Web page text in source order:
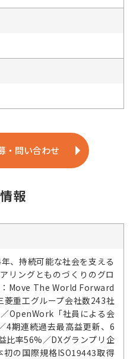
・問い合わせ
報
、持続可能な社会を支える
リングとものづくりのグロ
Move The World Forward
重工グループ会社数243社
OpenWork「社員による会
4期連続過去最高益更新、6
比率56%／DXグランプリ企
の国際規格ISO19443取得